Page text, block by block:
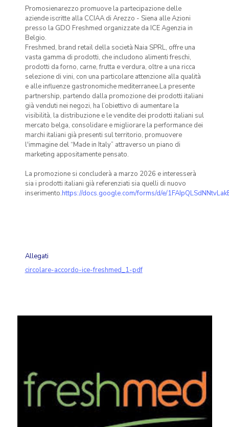
Promosienarezzo promuove la partecipazione delle
aziende iscritte alla CCIAA di Arezzo - Siena alle Azioni
presso la GDO Freshmed organizzate da ICE Agenzia in
Belgio.
Freshmed, brand retail della società Naia SPRL, offre una
vasta gamma di prodotti, che includono alimenti freschi,
prodotti da forno, carne, frutta e verdura, oltre a una ricca
selezione di vini, con una particolare attenzione alla qualità
e alle influenze gastronomiche mediterranee.La presente
partnership, partendo dalla promozione dei prodotti italiani
già venduti nei negozi, ha l’obiettivo di aumentare la
visibilità, la distribuzione e le vendite dei prodotti italiani sul
mercato belga, consolidare e migliorare la performance dei
marchi italiani già presenti sul territorio, promuovere
l'immagine del “Made in Italy” attraverso un piano di
marketing appositamente pensato.
La promozione si concluderà a marzo 2026 e interesserà
sia i prodotti italiani già referenziati sia quelli di nuovo
inserimento.https://docs.google.com/forms/d/e/
Allegati
circolare-accordo-ice-freshmed_1-pdf